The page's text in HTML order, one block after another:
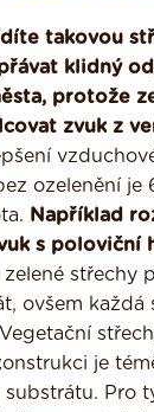
takovou
klidný
protože
zvuk z
ozelenění je
Například
s poloviční
střechy
ovšem každá
je
substrátu. Pro